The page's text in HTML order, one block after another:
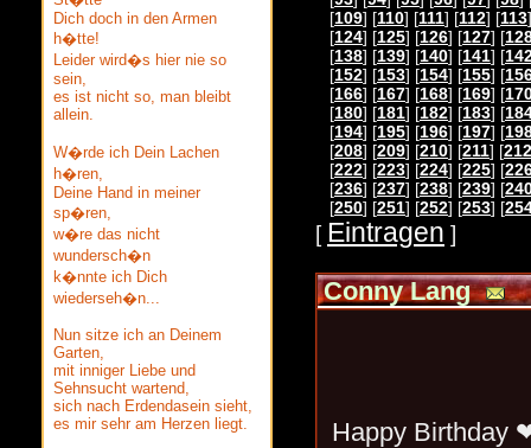
[109] [110] [111] [112] [113
[124] [125] [126] [127] [
[138] [139] [140] [141] [
[152] [153] [154] [155] [
[166] [167] [168] [169] [
[180] [181] [182] [183] [
[194] [195] [196] [197] [
[208] [209] [210] [211] [212
[222] [223] [224] [225] [
[236] [237] [238] [239] [
[250] [251] [252] [253] [
[ Eintragen ]
Conny Lang
Happy Birthday
Dich doch in den Armen
h�tte!
Leider wird�s hier nie so
sein,
es ist nicht so, man bleibt
allein.
W�rde ich Dein Lachen
h�ren,
Deine Hand in meiner
sp�ren,
w�re das nicht
wundersch�n
k�nnte ich Dich
wiederseh�n...
Nun sitze ich an Deinem
Garten,
mit inniger Liebe und
Sehnsucht wartend,
sich nach Erdendasein sieht,
es mir sehr am Herzen liegt.